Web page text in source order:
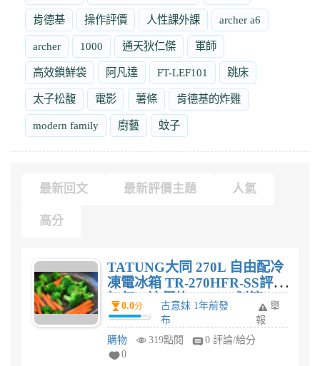
肯德基 操作評價 人性課外課 archer a6
archer 1000 通天狄仁傑 軍師
高效鎖鮮袋 阿凡達 FT-LEF101 跳床
太子松馥 電影 薯條 肯德基的炸雞
modern family 廚藝 蚊子
最新回文 最新評價主題 人氣
高分
TATUNG大同 270L 自由配冷
凍電冰箱 TR-270HFR-SS評價
如何，這價格$19,500划算
嗎?
0.0分
古意妹 1年前發
布
舉
報
購物
319點閱
0 評論/給分
0